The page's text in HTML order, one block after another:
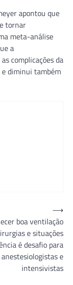
apontou que
tornar
meta-análise
a
complicações da
diminui também
boa ventilação
e situações
é desafio para
anestesiologistas e
intensivistas
⟶